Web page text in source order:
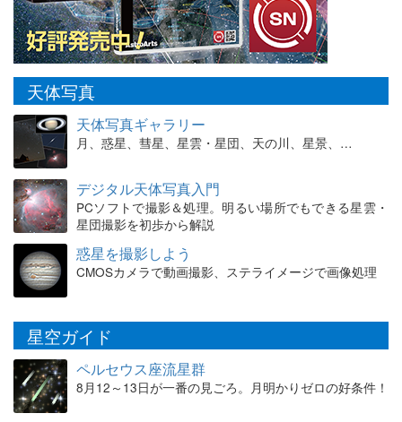
天体写真
天体写真ギャラリー
月、惑星、彗星、星雲・星団、天の川、星景、…
デジタル天体写真入門
PCソフトで撮影＆処理。明るい場所でもできる星雲・
星団撮影を初歩から解説
惑星を撮影しよう
CMOSカメラで動画撮影、ステライメージで画像処理
星空ガイド
ペルセウス座流星群
8月12～13日が一番の見ごろ。月明かりゼロの好条件！